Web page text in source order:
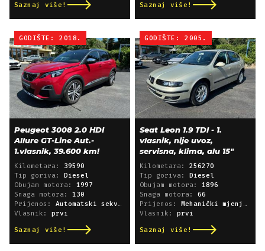
Saznaj više! Saznaj više!
GODIŠTE: 2018.
Peugeot 3008 2.0 HDI
Allure GT-Line Aut.-
1.vlasnik, 39.600 km!
Kilometara: 39590
Tip goriva:
Diesel
Obujam motora: 1997
Snaga motora: 130
Prijenos: Automatski sekvencijski
Vlasnik: prvi
Saznaj više!
GODIŠTE: 2005.
Seat Leon 1.9 TDI - 1.
vlasnik, nije uvoz,
servisna, klima, alu 15"
Kilometara: 256270
Tip goriva:
Diesel
Obujam motora: 1896
Snaga motora: 66
Prijenos:
Mehanički mjenjač
Vlasnik: prvi
Saznaj više!